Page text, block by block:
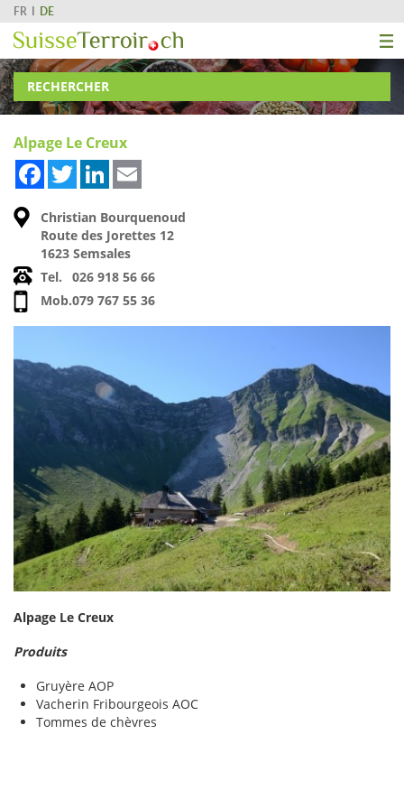
FR DE
RECHERCHER
Alpage Le Creux
FacebookTwitterLinkedIn
Christian Bourquenoud
Route des Jorettes 12
1623 Semsales
Tel.
026 918 56 66
Mob.079 767 55 36
Alpage Le Creux
Produits
Gruyère AOP
Vacherin Fribourgeois AOC
Tommes de chèvres